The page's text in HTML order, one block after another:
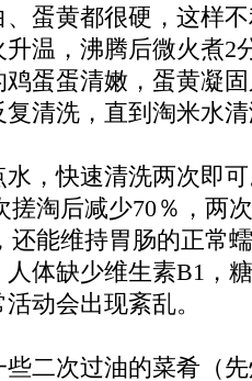
蛋黄都很硬，这样
温，沸腾后微火煮2
蛋蛋清嫩，蛋黄凝
清洗，直到淘米水清
快速清洗两次即可
搓淘后减少70％，两
还能维持胃肠的正常
体缺少维生素B1，
动会出现紊乱。
二次过油的菜肴（先